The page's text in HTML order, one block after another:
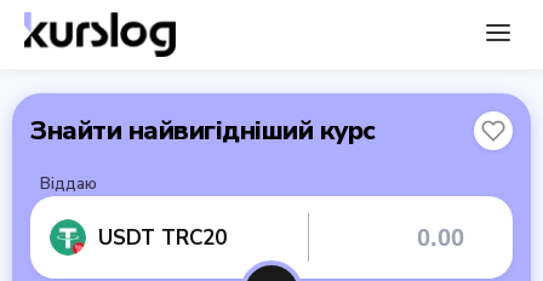
Знайти найвигідніший курс
Віддаю
USDT TRC20